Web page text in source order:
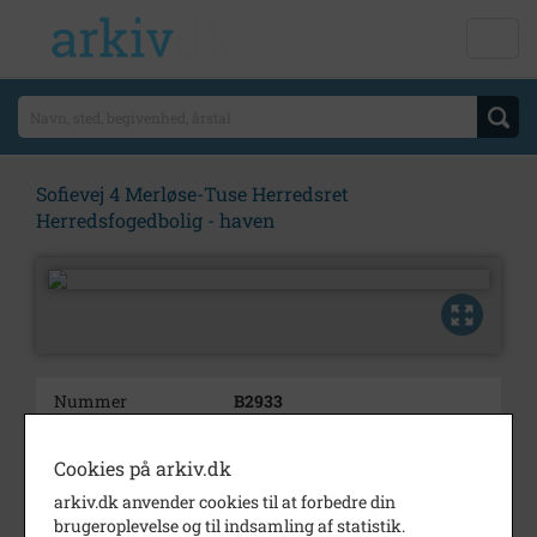
Sofievej 4 Merløse-Tuse Herredsret
Herredsfogedbolig - haven
Nummer
B2933
Beskrivelse
Merløse-Tuse Herredsret
Cookies på arkiv.dk
arkiv.dk anvender cookies til at forbedre din
brugeroplevelse og til indsamling af statistik.